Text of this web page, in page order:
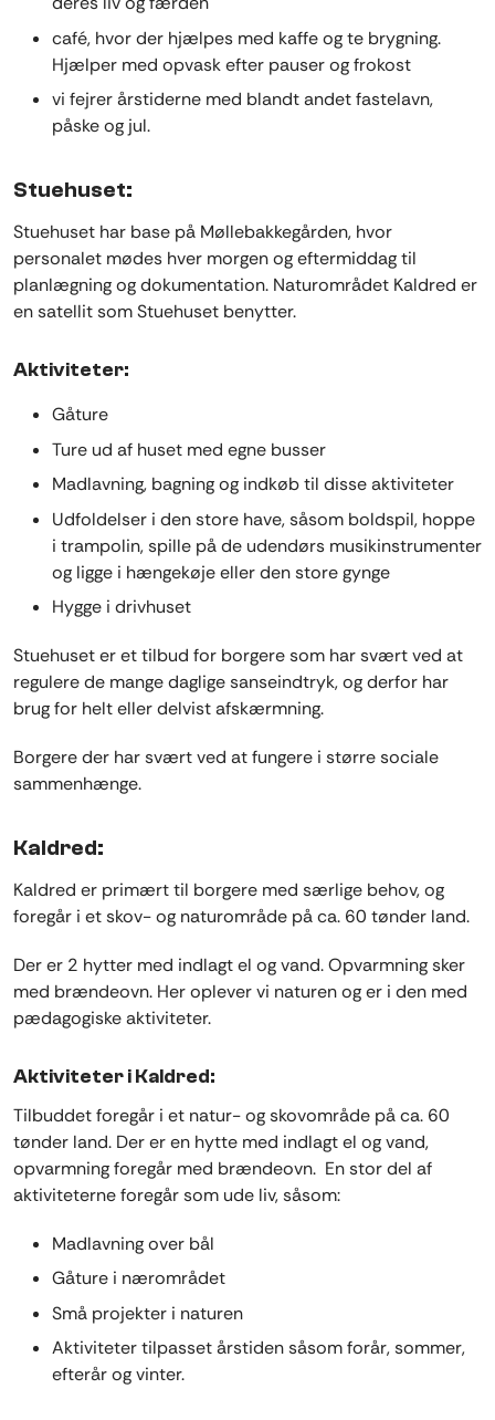
café, hvor der hjælpes med kaffe og te brygning.
Hjælper med opvask efter pauser og frokost
vi fejrer årstiderne med blandt andet fastelavn,
påske og jul.
Stuehuset:
Stuehuset har base på Møllebakkegården, hvor
personalet mødes hver morgen og eftermiddag til
planlægning og dokumentation. Naturområdet Kaldred er
en satellit som Stuehuset benytter.
Aktiviteter:
Gåture
Ture ud af huset med egne busser
Madlavning, bagning og indkøb til disse aktiviteter
Udfoldelser i den store have, såsom boldspil, hoppe
i trampolin, spille på de udendørs musikinstrumenter
og ligge i hængekøje eller den store gynge
Hygge i drivhuset
Stuehuset er et tilbud for borgere som har svært ved at
regulere de mange daglige sanseindtryk, og derfor har
brug for helt eller delvist afskærmning.
Borgere der har svært ved at fungere i større sociale
sammenhænge.
Kaldred:
Kaldred er primært til borgere med særlige behov, og
foregår i et skov- og naturområde på ca. 60 tønder land.
Der er 2 hytter med indlagt el og vand. Opvarmning sker
med brændeovn. Her oplever vi naturen og er i den med
pædagogiske aktiviteter.
Aktiviteter i Kaldred:
Tilbuddet foregår i et natur- og skovområde på ca. 60
tønder land. Der er en hytte med indlagt el og vand,
opvarmning foregår med brændeovn. En stor del af
aktiviteterne foregår som ude liv, såsom:
Madlavning over bål
Gåture i nærområdet
Små projekter i naturen
Aktiviteter tilpasset årstiden såsom forår, sommer,
efterår og vinter.